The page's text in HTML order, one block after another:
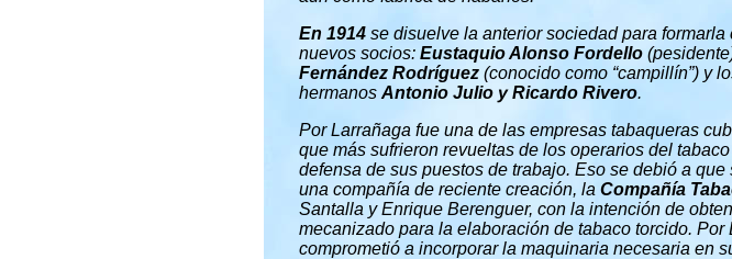
En 1914 se disuelve la anterior sociedad para formarla
nuevos socios: Eustaquio Alonso Fordello
Fernández Rodríguez (conocido como “campillín”) y
hermanos Antonio Julio y Ricardo Rivero.
Por Larrañaga fue una de las empresas tabaqueras
que más sufrieron revueltas de los operarios del
defensa de sus puestos de trabajo. Eso se debió a
una compañía de reciente creación, la Compañía
Santalla y Enrique Berenguer, con la intención de
mecanizado para la elaboración de tabaco torcido.
comprometió a incorporar la maquinaria necesaria en